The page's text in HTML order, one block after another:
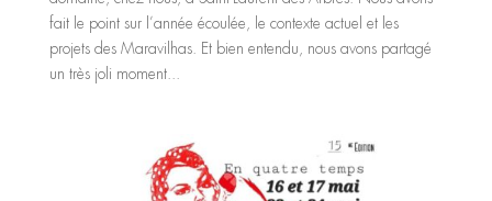
fait le point sur l’année écoulée, le contexte actuel et les
projets des Maravilhas. Et bien entendu, nous avons partagé
un très joli moment...